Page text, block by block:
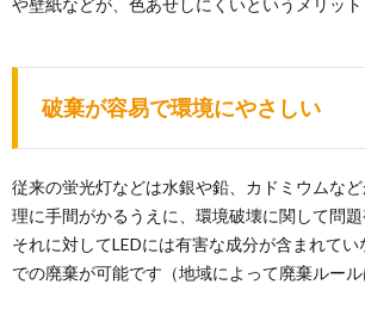
や壁紙などが、色あせしにくいというメリット
破棄が容易で環境にやさしい
従来の蛍光灯などは水銀や鉛、カドミウムな
理に手間がかるうえに、環境破壊に関して問題
それに対してLEDには有害な成分が含まれて
での廃棄が可能です（地域によって廃棄ルール